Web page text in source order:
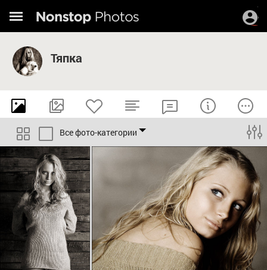
Тяпка
Все фото-категории